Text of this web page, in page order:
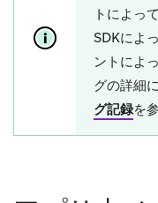
トによっ
SDKによ
ントによ
グの詳細
グ記録を